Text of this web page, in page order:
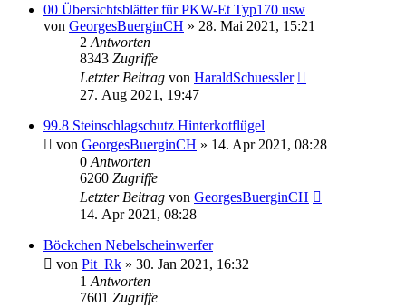
00 Übersichtsblätter für PKW-Et Typ170 usw
von GeorgesBuerginCH » 28. Mai 2021, 15:21
2 Antworten
8343 Zugriffe
Letzter Beitrag von HaraldSchuessler
27. Aug 2021, 19:47
99.8 Steinschlagschutz Hinterkotflügel
von GeorgesBuerginCH » 14. Apr 2021, 08:28
0 Antworten
6260 Zugriffe
Letzter Beitrag von GeorgesBuerginCH
14. Apr 2021, 08:28
Böckchen Nebelscheinwerfer
von Pit_Rk » 30. Jan 2021, 16:32
1 Antworten
7601 Zugriffe